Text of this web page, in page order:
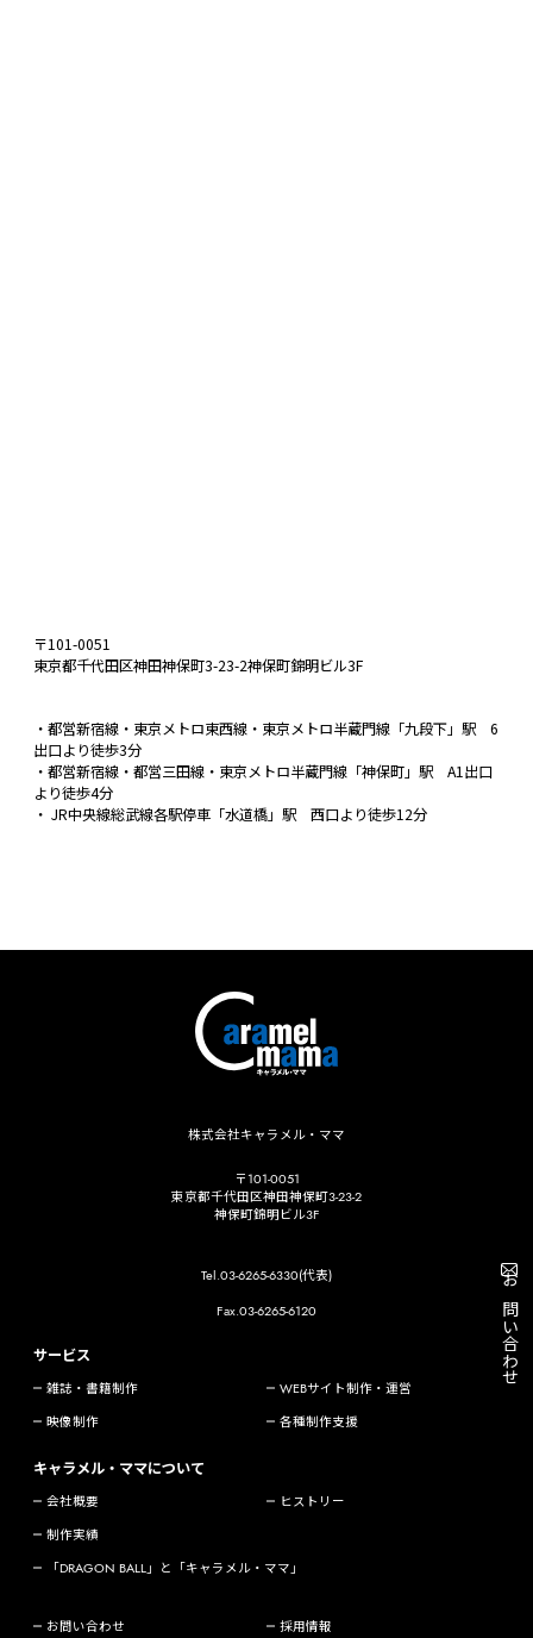
〒101-0051
東京都千代田区神田神保町3-23-2神保町錦明ビル3F
・都営新宿線・東京メトロ東西線・東京メトロ半蔵門線「九段下」駅 6
出口より徒歩3分
・都営新宿線・都営三田線・東京メトロ半蔵門線「神保町」駅 A1出口
より徒歩4分
・ JR中央線総武線各駅停車「水道橋」駅 西口より徒歩12分
株式会社キャラメル・ママ
〒101-0051
東京都千代田区神田神保町3-23-2
神保町錦明ビル3F
Tel.03-6265-6330(代表)
Fax.03-6265-6120
サービス
雑誌・書籍制作
WEBサイト制作・運営
映像制作
各種制作支援
キャラメル・ママについて
会社概要
ヒストリー
制作実績
「DRAGON BALL」と「キャラメル・ママ」
お問い合わせ 採用情報
お問い合わせ